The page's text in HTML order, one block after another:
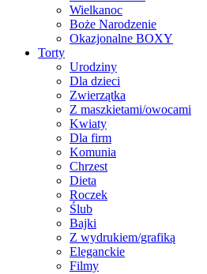
Wielkanoc
Boże Narodzenie
Okazjonalne BOXY
Torty
Urodziny
Dla dzieci
Zwierzątka
Z maszkietami/owocami
Kwiaty
Dla firm
Komunia
Chrzest
Dieta
Roczek
Ślub
Bajki
Z wydrukiem/grafiką
Eleganckie
Filmy